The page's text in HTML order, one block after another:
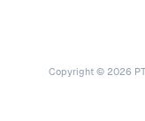
Copyright © 2026